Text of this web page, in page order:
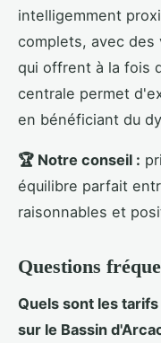
intelligemment
complets, avec des
qui offrent à la fois
centrale permet
en bénéficiant du
🏆 Notre conseil :
équilibre parfait
raisonnables et
Questions
Quels sont les
sur le Bassin